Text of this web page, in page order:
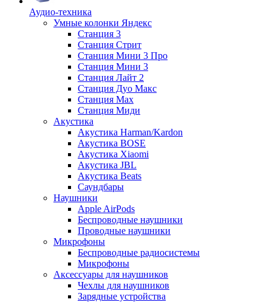
Аудио-техника
Умные колонки Яндекс
Станция 3
Станция Стрит
Станция Мини 3 Про
Станция Мини 3
Станция Лайт 2
Станция Дуо Макс
Станция Max
Станция Миди
Акустика
Акустика Harman/Kardon
Акустика BOSE
Акустика Xiaomi
Акустика JBL
Акустика Beats
Саундбары
Наушники
Apple AirPods
Беспроводные наушники
Проводные наушники
Микрофоны
Беспроводные радиосистемы
Микрофоны
Аксессуары для наушников
Чехлы для наушников
Зарядные устройства